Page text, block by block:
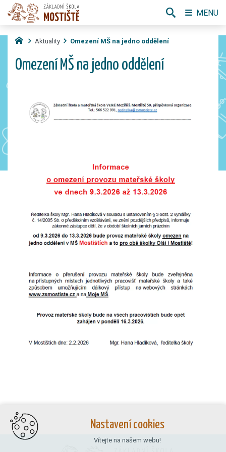
Aktuality Omezení MŠ na jedno oddělení
Omezení MŠ na jedno oddělení
MENU
Nastavení cookies
Vítejte na našem webu!